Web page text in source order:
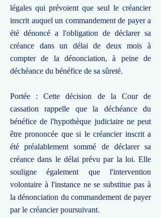
légales qui prévoient que seul le créancier
inscrit auquel un commandement de payer a
été dénoncé a l'obligation de déclarer sa
créance dans un délai de deux mois à
compter de la dénonciation, à peine de
déchéance du bénéfice de sa sûreté.
Portée : Cette décision de la Cour de
cassation rappelle que la déchéance du
bénéfice de l'hypothèque judiciaire ne peut
être prononcée que si le créancier inscrit a
été préalablement sommé de déclarer sa
créance dans le délai prévu par la loi. Elle
souligne également que l'intervention
volontaire à l'instance ne se substitue pas à
la dénonciation du commandement de payer
par le créancier poursuivant.